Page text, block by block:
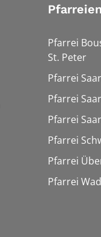
Pfarrei
St. Peter
Pfarrei
Pfarrei
Pfarrei
Pfarrei
Pfarrei
Pfarrei